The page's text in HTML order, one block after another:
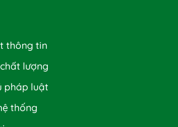
thông tin
lượng
pháp luật
thống